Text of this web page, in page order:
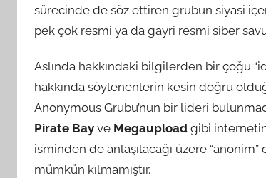
sürecinde de söz ettiren grubun siyasi
pek çok resmi ya da gayri resmi siber
Aslında hakkındaki bilgilerden bir çoğu
hakkında söylenenlerin kesin doğru
Anonymous Grubu’nun bir lideri
Pirate Bay ve Megaupload gibi
isminden de anlaşılacağı üzere
mümkün kılmamıştır.